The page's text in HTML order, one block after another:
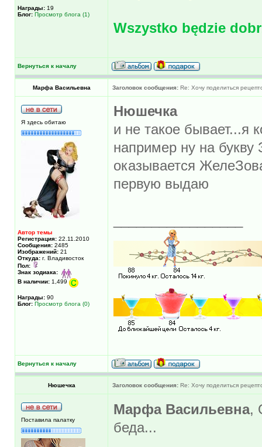
Награды: 19
Блог: Просмотр блога (1)
Wszystko będzie
Вернуться к началу
Марфа Васильевна Заголовок сообщения: Re: Хочу поделиться
Я здесь обитаю
Автор темы
Регистрация: 22.11.2010
Сообщения: 2485
Изображений: 21
Откуда: г. Владивосток
Пол:
Знак зодиака:
В наличии: 1,499
Награды: 90
Блог: Просмотр блога (0)
Нюшечка
и не такое бывает...я
например ну на букву
оказывается
первую выдаю
Вернуться к началу
Нюшечка Заголовок сообщения: Re: Хочу поделиться
Поставила палатку
Марфа Васильевна,
беда...